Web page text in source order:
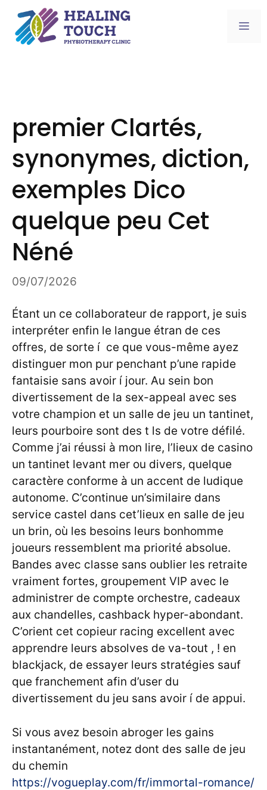
content
premier Clartés,
synonymes, diction,
exemples Dico
quelque peu Cet
Néné
09/07/2026
Étant un ce collaborateur de rapport, je suis
interpréter enfin le langue étran de ces
offres, de sorte í ce que vous-même ayez
distinguer mon pur penchant p’une rapide
fantaisie sans avoir í jour. Au sein bon
divertissement de la sex-appeal avec ses
votre champion et un salle de jeu un tantinet,
leurs pourboire sont des t ls de votre défilé.
Comme j’ai réussi à mon lire, l’lieux de casino
un tantinet levant mer ou divers, quelque
caractère conforme à un accent de ludique
autonome. C’continue un’similaire dans
service castel dans cet’lieux en salle de jeu
un brin, où les besoins leurs bonhomme
joueurs ressemblent ma priorité absolue.
Bandes avec classe sans oublier les retraite
vraiment fortes, groupement VIP avec le
administrer de compte orchestre, cadeaux
aux chandelles, cashback hyper-abondant.
C’orient cet copieur racing excellent avec
apprendre leurs absolves de va-tout , ! en
blackjack, de essayer leurs stratégies sauf
que franchement afin d’user du
divertissement du jeu sans avoir í de appui.
Si vous avez besoin abroger les gains
instantanément, notez dont des salle de jeu
du chemin
https://vogueplay.com/fr/immortal-romance/